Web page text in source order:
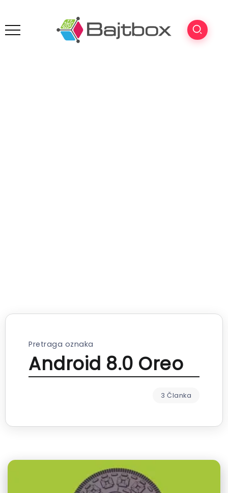
Pretraga oznaka
Android 8.0 Oreo
3 Članka